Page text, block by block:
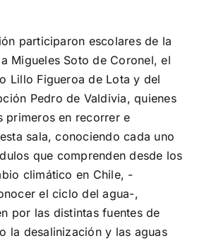
participaron escolares de la
Migueles Soto de Coronel, el
Lillo Figueroa de Lota y del
Pedro de Valdivia, quienes
primeros en recorrer e
sala, conociendo cada uno
que comprenden desde los
climático en Chile, -
el ciclo del agua-,
por las distintas fuentes de
la desalinización y las aguas